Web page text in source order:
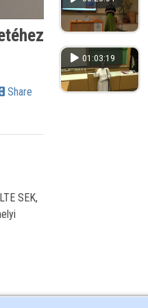
Share
SEK,
01:03:19